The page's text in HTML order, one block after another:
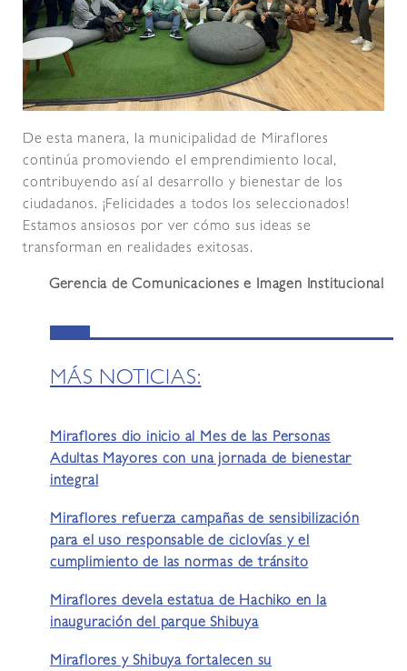
De esta manera, la municipalidad de Miraflores
continúa promoviendo el emprendimiento local,
contribuyendo así al desarrollo y bienestar de los
ciudadanos. ¡Felicidades a todos los seleccionados!
Estamos ansiosos por ver cómo sus ideas se
transforman en realidades exitosas.
Gerencia de Comunicaciones e Imagen Institucional
MÁS NOTICIAS:
Miraflores dio inicio al Mes de las Personas
Adultas Mayores con una jornada de bienestar
integral
Miraflores refuerza campañas de sensibilización
para el uso responsable de ciclovías y el
cumplimiento de las normas de tránsito
Miraflores devela estatua de Hachiko en la
inauguración del parque Shibuya
Miraflores y Shibuya fortalecen su